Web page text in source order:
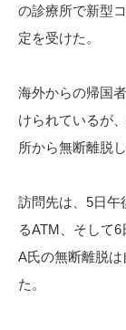
の診療所で新型
定を受けた。
海外からの帰国
けられているが
所から無断離脱
訪問先は、5日午
るATM、そして6
A氏の無断離脱
た。